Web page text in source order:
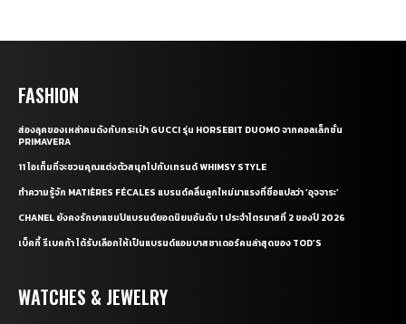
FASHION
ส่องลุคของเหล่าคนดังกับกระเป๋า GUCCI รุ่น HORSEBIT DUOMO จากคอลเล็กชั่น
PRIMAVERA
11 ไอเท็มที่จะชวนคุณแต่งตัวสนุกไปกับเทรนด์ WHIMSY STYLE
ทำความรู้จัก MATIÈRES FÉCALES แบรนด์คลื่นลูกใหม่มาแรงที่ชื่อแปลว่า ‘อุจจาระ’
CHANEL ยังคงรักษาแชมป์แบรนด์ยอดนิยมอันดับ 1 ประจำไตรมาสที่ 2 ของปี 2026
เบ็คกี้ รีเบคก้า ได้รับเลือกให้เป็นแบรนด์แอมบาสซาเดอร์คนล่าสุดของ TOD’S
WATCHES & JEWELRY